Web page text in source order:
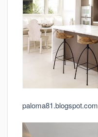
paloma81.blogspot.com